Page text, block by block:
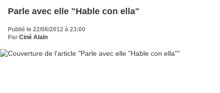
Parle avec elle "Hable con ella"
Publié le 22/06/2012 à 23:00
Par Ciné Alain